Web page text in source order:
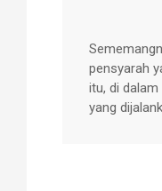
KTAC
kemudahan
selesa,
tersebut